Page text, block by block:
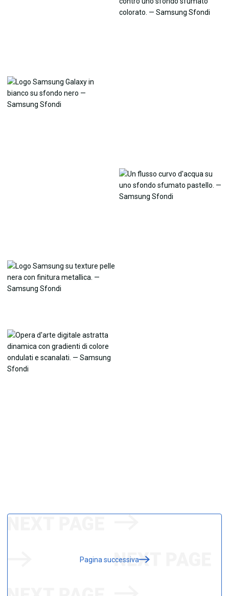
Pagina successiva